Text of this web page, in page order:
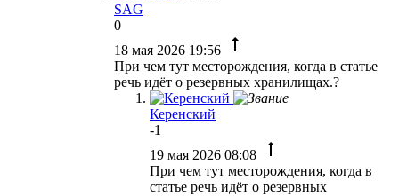
SAG
0
18 мая 2026 19:56
При чем тут месторождения, когда в статье
речь идёт о резервных хранилищах.?
Керенский
-1
19 мая 2026 08:08
При чем тут месторождения, когда в
статье речь идёт о резервных